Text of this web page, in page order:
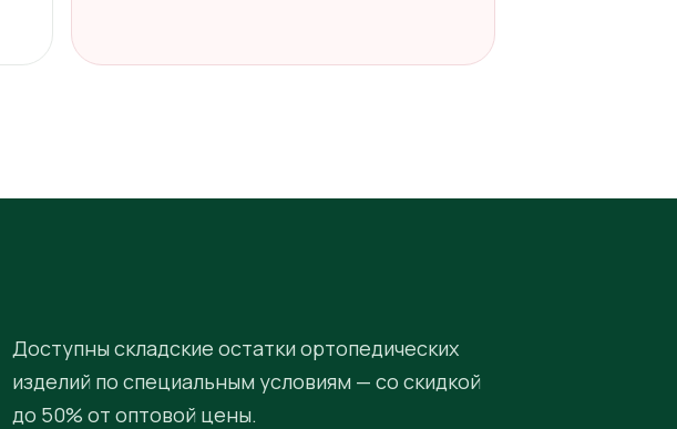
Доступны складские остатки ортопедических
изделий по специальным условиям — со скидкой
до 50% от оптовой цены.